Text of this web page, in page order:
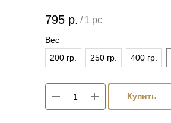
795 р. / 1 pc
Вес
200 гр.
250 гр. 400 гр.
Купить